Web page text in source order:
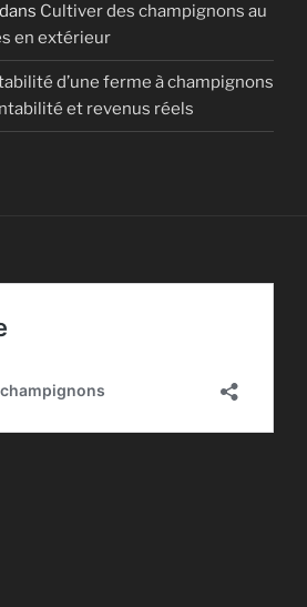
dans Cultiver des champignons au
en extérieur
d’une ferme à champignons
et revenus réels